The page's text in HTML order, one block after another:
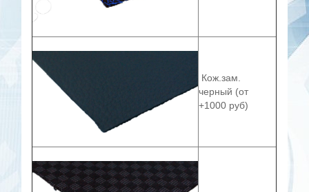
Кож.зам.
черный (от
+1000 руб)